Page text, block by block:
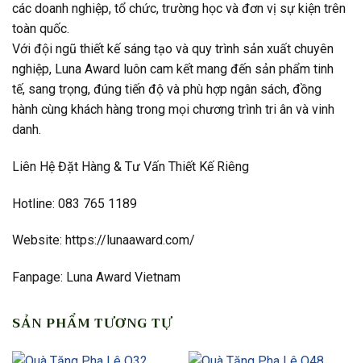
các doanh nghiệp, tổ chức, trường học và đơn vị sự kiện trên
toàn quốc.
Với đội ngũ thiết kế sáng tạo và quy trình sản xuất chuyên
nghiệp, Luna Award luôn cam kết mang đến sản phẩm tinh
tế, sang trọng, đúng tiến độ và phù hợp ngân sách, đồng
hành cùng khách hàng trong mọi chương trình tri ân và vinh
danh.
Liên Hệ Đặt Hàng & Tư Vấn Thiết Kế Riêng
Hotline: 083 765 1189
Website: https://lunaaward.com/
Fanpage: Luna Award Vietnam
SẢN PHẨM TƯƠNG TỰ